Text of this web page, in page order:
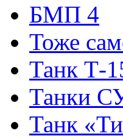
БМП 4
Тоже
Танк Т-
Танки
Танк